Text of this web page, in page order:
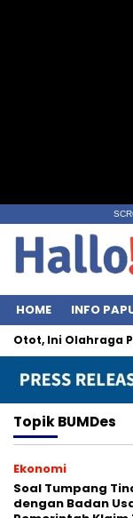
HOME INFO
Otot, Ini Olahraga
TopikBUMDes
Ekonomi
Soal Tumpang
dengan Badan